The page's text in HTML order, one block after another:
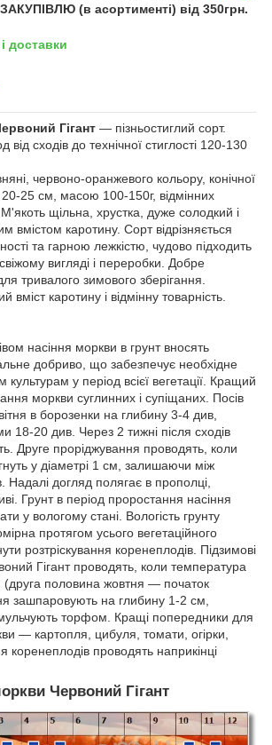
(в асортименті) від 350грн.
доставки
Гігант ― пізньостиглий сорт.
від сходів до технічної стиглості 120-130
червоно-оранжевого кольору, конічної
25 см, масою 100-150г, відмінних
щільна, хрустка, дуже солодкий і
вмістом каротину. Сорт відрізняється
та гарною лежкістю, чудово підходить
вигляді і переробки. Добре
тривалого зимового зберігання.
вміст каротину і відмінну товарність.
насіння моркви в грунт вносять
добриво, що забезпечує необхідне
у період всієї вегетації. Кращий
моркви суглинних і супіщаних. Посів
в борозенки на глибину 3-4 див,
18-20 див. Через 2 тижні після сходів
Друге проріджування проводять, коли
у діаметрі 1 см, залишаючи між
догляд полягає в прополці,
Грунт в період проростання насіння
у вологому стані. Вологість грунту
протягом усього вегетаційного
розтріскування коренеплодів. Підзимові
Гігант проводять, коли температура
(друга половина жовтня ― початок
зашпаровують на глибину 1-2 см,
торфом. Кращі попередники для
― картопля, цибуля, томати, огірки,
коренеплодів проводять наприкінці
Червоний Гігант